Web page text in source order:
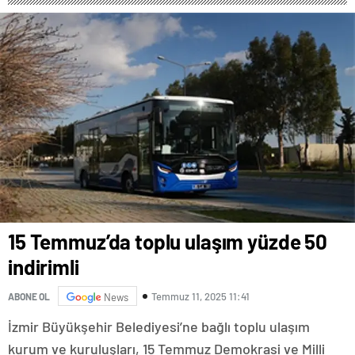
GAZİOSMANPAŞA’DA
YAŞANACAK
15 Temmuz’da toplu ulaşım yüzde 50
indirimli
ABONE OL News Temmuz 11, 2025 11:41
İzmir Büyükşehir Belediyesi’ne bağlı toplu ulaşım
kurum ve kuruluşları, 15 Temmuz Demokrasi ve Milli